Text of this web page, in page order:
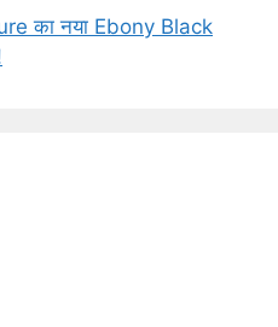
का नया Ebony Black